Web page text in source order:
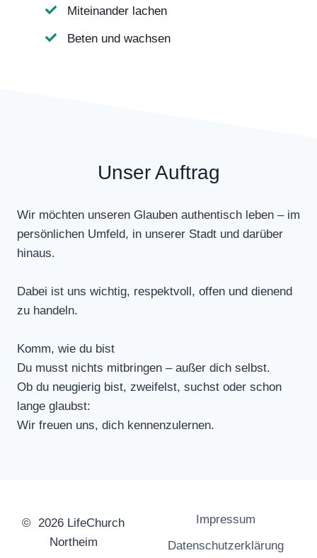
Miteinander lachen
Beten und wachsen
Unser Auftrag
Wir möchten unseren Glauben authentisch leben – im
persönlichen Umfeld, in unserer Stadt und darüber
hinaus.
Dabei ist uns wichtig, respektvoll, offen und dienend
zu handeln.
Komm, wie du bist
Du musst nichts mitbringen – außer dich selbst.
Ob du neugierig bist, zweifelst, suchst oder schon
lange glaubst:
Wir freuen uns, dich kennenzulernen.
© 2026 LifeChurch
Northeim
Impressum
Datenschutzerklärung